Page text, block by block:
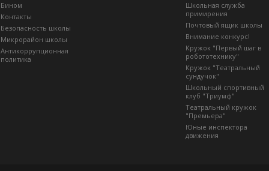
Бином
Контакты
Безопасность школы
Микрорайон школы
Антикоррупционная
политика
Школьная служба
примирения
Почтовый ящик школы
Внимание конкурс!
Кружок "Первый шаг в
робототехнику"
Кружок "Театральный
сундучок"
Школьный спортивный
клуб "Триумф"
Театральный кружок
"Премьера"
Юные инспектора
движения